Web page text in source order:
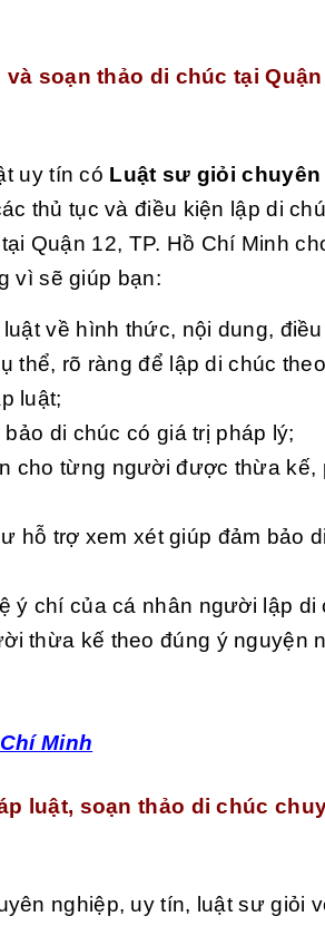
soạn thảo di chúc tại Quận
uy tín có Luật sư giỏi
thủ tục và điều kiện lập di
Quận 12, TP. Hồ Chí Minh
vì sẽ giúp bạn:
về hình thức, nội dung,
rõ ràng để lập di chúc
luật;
di chúc có giá trị pháp lý;
cho từng người được thừa kế,
hỗ trợ xem xét giúp đảm bảo
ý chí của cá nhân người lập di
thừa kế theo đúng ý nguyện
Minh
luật, soạn thảo di chúc
nghiệp, uy tín, luật sư giỏi